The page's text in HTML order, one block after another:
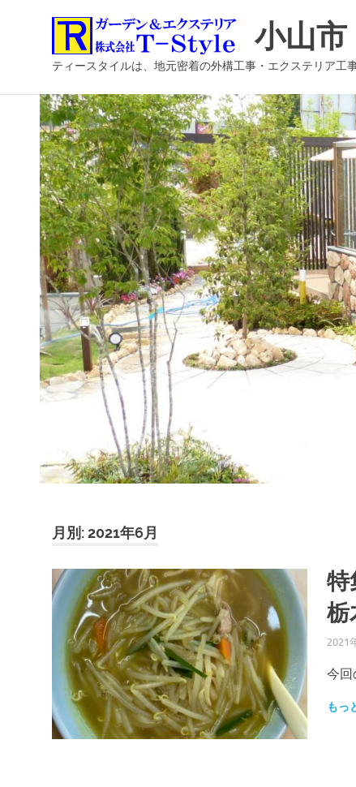
小山
ティースタイルは、地元密着の外構工事・エクステリア工
月別: 2021年6月
栃
2021
今
もっ